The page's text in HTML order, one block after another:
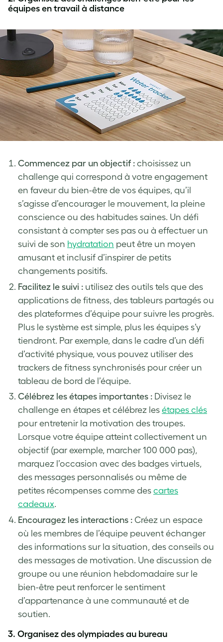
équipes en travail à distance
Commencez par un objectif : choisissez un
challenge qui correspond à votre engagement
en faveur du bien-être de vos équipes, qu’il
s’agisse d’encourager le mouvement, la pleine
conscience ou des habitudes saines. Un défi
consistant à compter ses pas ou à effectuer un
suivi de son hydratation peut être un moyen
amusant et inclusif d’inspirer de petits
changements positifs.
Facilitez le suivi : utilisez des outils tels que des
applications de fitness, des tableurs partagés ou
des plateformes d’équipe pour suivre les progrès.
Plus le système est simple, plus les équipes s’y
tiendront. Par exemple, dans le cadre d’un défi
d’activité physique, vous pouvez utiliser des
trackers de fitness synchronisés pour créer un
tableau de bord de l’équipe.
Célébrez les étapes importantes : Divisez le
challenge en étapes et célébrez les étapes clés
pour entretenir la motivation des troupes.
Lorsque votre équipe atteint collectivement un
objectif (par exemple, marcher 100 000 pas),
marquez l’occasion avec des badges virtuels,
des messages personnalisés ou même de
petites récompenses comme des cartes
cadeaux.
Encouragez les interactions : Créez un espace
où les membres de l’équipe peuvent échanger
des informations sur la situation, des conseils ou
des messages de motivation. Une discussion de
groupe ou une réunion hebdomadaire sur le
bien-être peut renforcer le sentiment
d’appartenance à une communauté et de
soutien.
3. Organisez des olympiades au bureau